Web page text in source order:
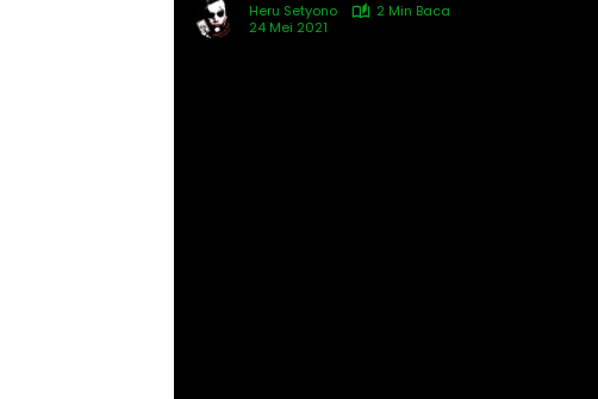
Heru Setyono
2 Min Baca
24 Mei 2021